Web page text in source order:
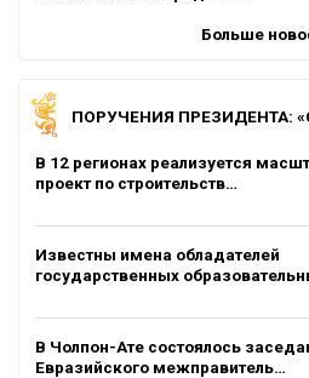
Больше
ПОРУЧЕНИЯ ПРЕЗИДЕНТА:
В 12 регионах реализуется
проект по строительств…
Известны имена обладателей
государственных
В Чолпон-Ате состоялось
Евразийского межправитель…